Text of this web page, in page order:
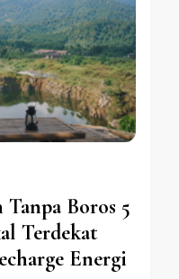
Boros 5
Terdekat
Energi